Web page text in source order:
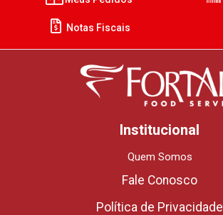
Notas Fiscais
Institucional
Quem Somos
Fale Conosco
Política de Privacidade